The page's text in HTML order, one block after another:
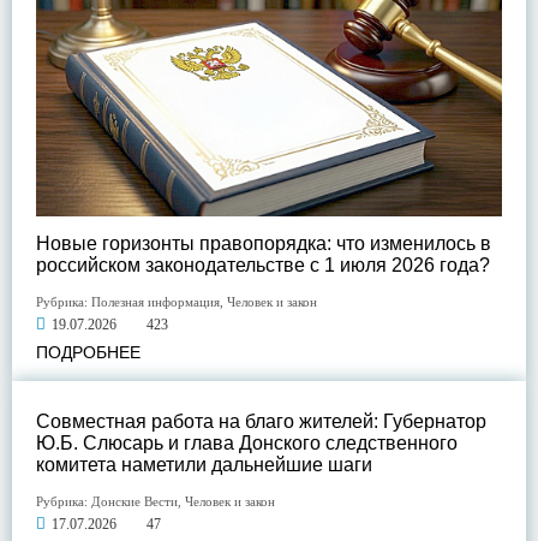
Новые горизонты правопорядка: что изменилось в
российском законодательстве с 1 июля 2026 года?
Рубрика: Полезная информация Человек и закон
19.07.2026 423
ПОДРОБНЕЕ
Совместная работа на благо жителей: Губернатор
Ю.Б. Слюсарь и глава Донского следственного
комитета наметили дальнейшие шаги
Рубрика: Донские Вести Человек и закон
17.07.2026 47